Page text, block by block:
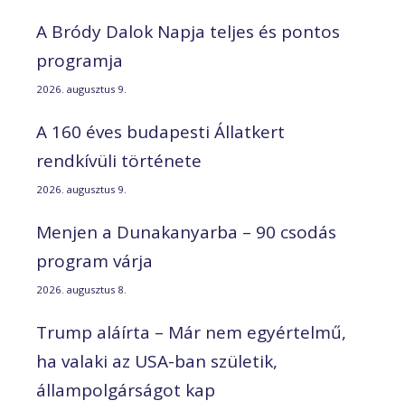
A Bródy Dalok Napja teljes és pontos
programja
2026. augusztus 9.
A 160 éves budapesti Állatkert
rendkívüli története
2026. augusztus 9.
Menjen a Dunakanyarba – 90 csodás
program várja
2026. augusztus 8.
Trump aláírta – Már nem egyértelmű,
ha valaki az USA-ban születik,
állampolgárságot kap